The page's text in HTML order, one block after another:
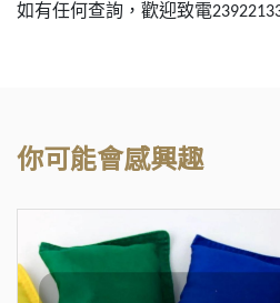
如有任何查詢，歡迎致電
你可能會感興趣